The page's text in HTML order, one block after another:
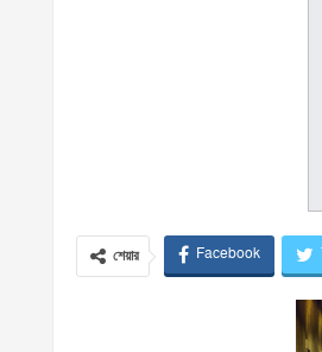
শেয়ার Facebook